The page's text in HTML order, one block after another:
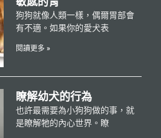
狗狗就像人類一樣，偶爾胃部會
有不適。如果你的愛犬表
閱讀更多 »
瞭解幼犬的行為
也許最需要為小狗狗做的事，就
是瞭解牠的內心世界。瞭